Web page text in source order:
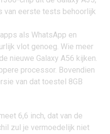
van eerste tests behoorlijk
als WhatsApp en
vlot genoeg. Wie meer
nieuwe Galaxy A56 kijken.
processor. Bovendien
van dat toestel 8GB
6,6 inch, dat van de
zul je vermoedelijk niet